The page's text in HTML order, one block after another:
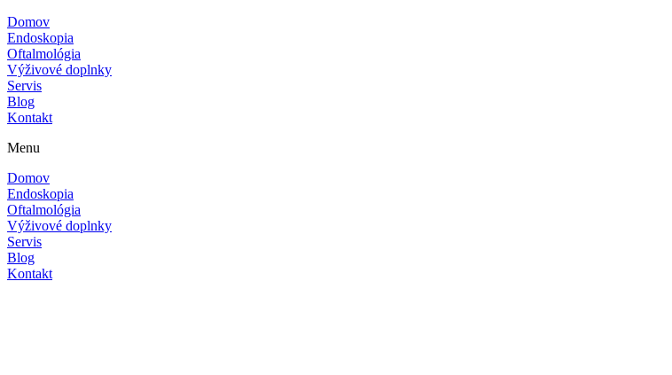
Domov
Endoskopia
Oftalmológia
Výživové doplnky
Servis
Blog
Kontakt
Menu
Domov
Endoskopia
Oftalmológia
Výživové doplnky
Servis
Blog
Kontakt